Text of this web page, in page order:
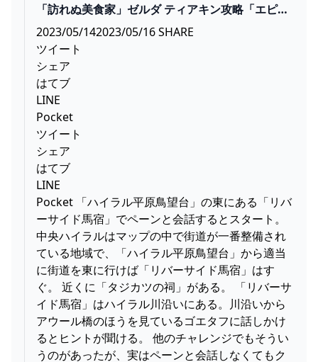
「訪れぬ美食家」ゼルダ ティアキン攻略「エピソ
ードチャレンジ編」【ゼルダの伝説ティアーズオ
2023/05/142023/05/16 SHARE
ツイート
シェア
はてブ
LINE
Pocket
ツイート
シェア
はてブ
LINE
Pocket 「ハイラル平原鳥望台」の東にある「リバ
ーサイド馬宿」でペーンと会話するとスタート。
中央ハイラルはマップの中で街道が一番整備され
ている地域で、「ハイラル平原鳥望台」から適当
に街道を東に行けば「リバーサイド馬宿」はす
ぐ。 近くに「タジカツの祠」がある。 「リバーサ
イド馬宿」はハイラル川沿いにある。川沿いから
アウール橋のほうを見ているゴエタフに話しかけ
るとヒントが聞ける。 他のチャレンジでもそうい
うのがあったが、実はペーンと会話しなくてもク